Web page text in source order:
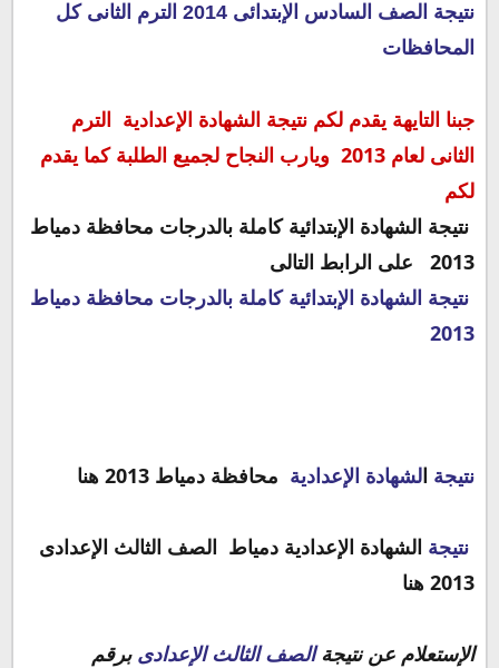
نتيجة الصف السادس الإبتدائى 2014 الترم الثانى كل
المحافظات
جبنا التايهة يقدم لكم نتيجة الشهادة الإعدادية الترم
الثانى
لعام 2013 ويارب النجاح لجميع الطلبة كما يقدم
لكم
نتيجة الشهادة الإبتدائية كاملة بالدرجات محافظة دمياط
2013 على الرابط التالى
نتيجة الشهادة الإبتدائية كاملة بالدرجات محافظة دمياط
2013
نتيجة الشهادة الإعدادية محافظة دمياط 2013 هنا
نتيجة الشهادة الإعدادية دمياط الصف الثالث الإعدادى
2013 هنا
الإستعلام عن نتيجةالصف الثالث الإعدادى برقم